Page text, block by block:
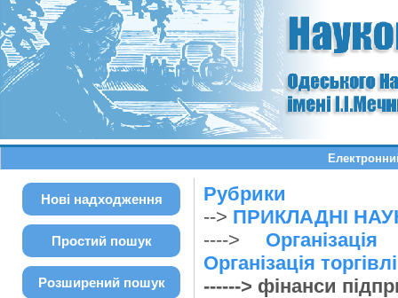
Нові надходження
Простий пошук
Розширений пошук
Рубрики
--> ПРИКЛАДНІ
---->
Організація торгівлі
------> фінанси